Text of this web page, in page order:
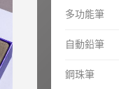
多功能筆
自動鉛筆
鋼珠筆